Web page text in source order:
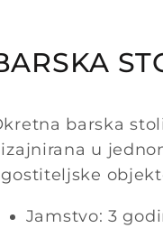
barska
u
Jamstvo: 3